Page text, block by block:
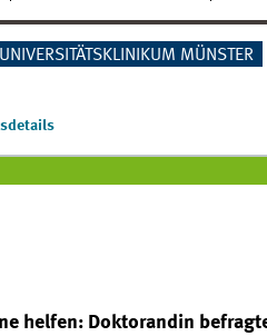
UNIVERSITÄTSKLINIKUM MÜNSTER
helfen: Doktorandin